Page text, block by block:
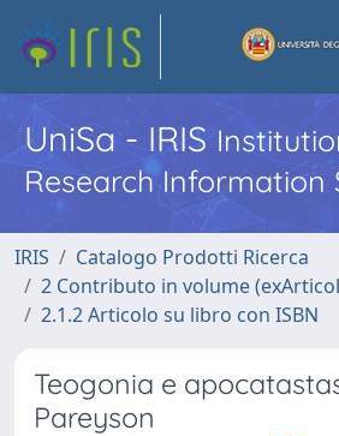
UniSa - IRIS
Research Information
IRIS
Catalogo Prodotti Ricerca
2 Contributo in volume
2.1.2 Articolo su libro con ISBN
Teogonia e
Pareyson